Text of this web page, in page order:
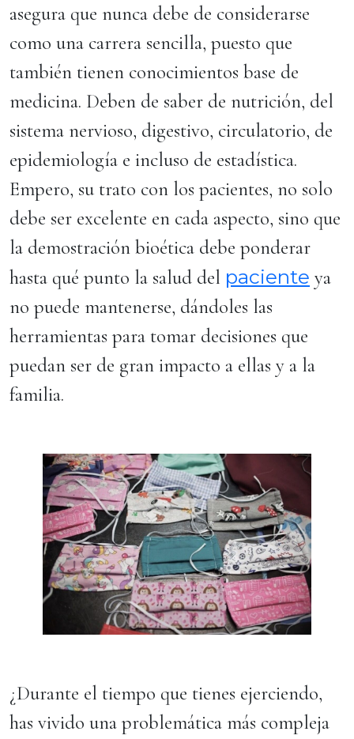
asegura que nunca debe de considerarse
como una carrera sencilla, puesto que
también tienen conocimientos base de
medicina. Deben de saber de nutrición, del
sistema nervioso, digestivo, circulatorio, de
epidemiología e incluso de estadística.
Empero, su trato con los pacientes, no solo
debe ser excelente en cada aspecto, sino que
la demostración bioética debe ponderar
hasta qué punto la salud del paciente ya
no puede mantenerse, dándoles las
herramientas para tomar decisiones que
puedan ser de gran impacto a ellas y a la
familia.
¿Durante el tiempo que tienes ejerciendo,
has vivido una problemática más compleja